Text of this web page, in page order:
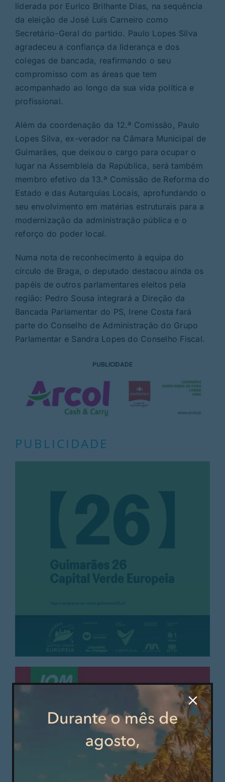
liderada por Eurico Brilhante Dias, na sequência
da eleição de José Luís Carneiro como
Secretário-Geral do partido. Paulo Lopes Silva
agradeceu a confiança da liderança e dos
colegas de bancada, reafirmando o seu
compromisso com as áreas que tem
acompanhado ao longo da sua vida política e
profissional.
Além da coordenação da 12.ª Comissão, Paulo
Lopes Silva, ex-verador na Câmara Municipal de
Guimarães, que deixou o cargo para ocupar o
lugar na Assembleia da Rapública, será também
membro efetivo da 13.ª Comissão de Reforma do
Estado e das Autarquias Locais, aprofundando o
seu envolvimento em matérias estruturais para a
modernização da administração pública e o
reforço do poder local.
Numa nota de reconhecimento à equipa do
círculo de Braga, o deputado destacou ainda os
papéis de outros parlamentares eleitos pela
região: Pedro Sousa integrará a Direção da
Bancada Parlamentar do PS, Irene Costa fará
parte do Conselho de Administração do Grupo
Parlamentar e Sandra Lopes do Conselho Fiscal.
PUBLICIDADE
PUBLICIDADE